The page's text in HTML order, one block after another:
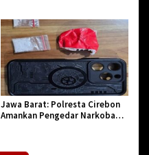
Jawa Barat: Polresta Cirebon
Amankan Pengedar Narkoba